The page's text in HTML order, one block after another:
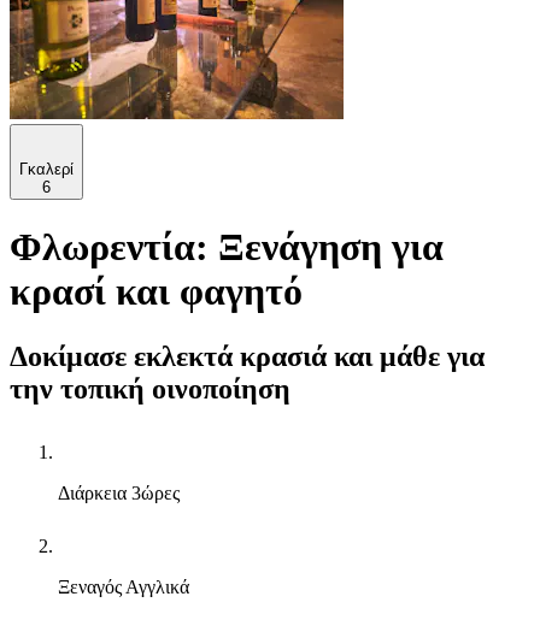
Γκαλερί
6
Φλωρεντία: Ξενάγηση για
κρασί και φαγητό
Δοκίμασε εκλεκτά κρασιά και μάθε για
την τοπική οινοποίηση
Διάρκεια 3ώρες
Ξεναγός Αγγλικά